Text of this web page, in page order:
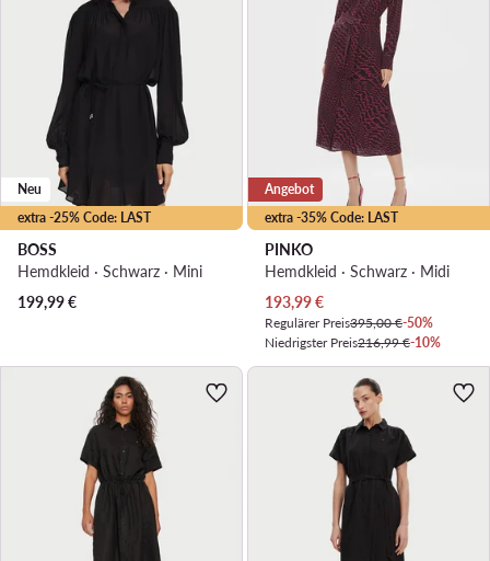
extra -25% Code: LAST
Neu
BOSS
Hemdkleid · Schwarz · Mini
199,99€
extra -35% Code: LAST
Angebot
PINKO
Hemdkleid · Schwarz · Midi
Aktueller Preis
193,99€
Regulärer Preis395,00 €-50%
Niedrigster Preis216,99 €-10%